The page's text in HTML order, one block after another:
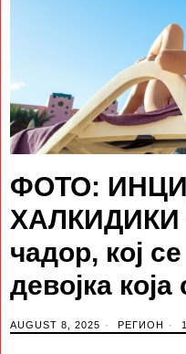
ФОТО:
ХАЛКИДИКИ
чадор, кој
девојка
AUGUST 8, 2025 РЕГИОН